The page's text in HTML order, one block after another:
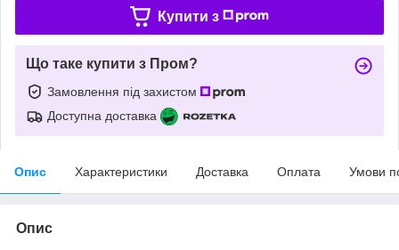
Купити з
Що таке купити з Пром?
Замовлення під захистом
Доступна доставка
Опис Характеристики Доставка Оплата Умови
Опис